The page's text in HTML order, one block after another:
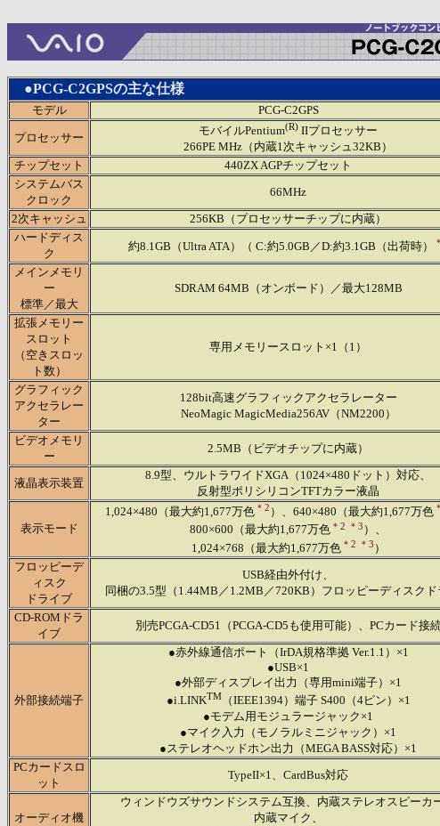
●PCG-C2GPSの主な仕様
モデル PCG-C2GPS
プロセッサー
モバイルPentium(R) IIプロセッサー
266PE MHz（内蔵1次キャッシュ32KB）
チップセット
440ZX AGPチップセット
システムバス
クロック
66MHz
2次キャッシュ
256KB（プロセッサーチップに内蔵）
ハードディス
ク
約8.1GB（Ultra ATA）（ C:約5.0GB／D:約3.1GB（出荷時）
メインメモリ
ー
標準／最大
SDRAM 64MB（オンボード）／最大128MB
拡張メモリー
スロット
（空きスロッ
ト数）
専用メモリースロット×1（1）
グラフィック
アクセラレー
ター
128bit高速グラフィックアクセラレーター
NeoMagic MagicMedia256AV（NM2200）
ビデオメモリ
ー
2.5MB（ビデオチップに内蔵）
液晶表示装置
8.9型、ウルトラワイドXGA（1024×480ドット）対応、
反射型ポリシリコンTFTカラー液晶
表示モード
1,024×480（最大約1,677万色 ＊2 ）、640×480（最大約1,677万色
800×600（最大約1,677万色 ＊2 ＊3 ）、
1,024×768（最大約1,677万色 ＊2 ＊3 ）
フロッピーデ
ィスク
ドライブ
USB経由外付け、
同梱の3.5型（1.44MB／1.2MB／720KB）フロッピーディスクド
CD-ROMドラ
イブ
別売PCGA-CD51（PCGA-CD5も使用可能）、PCカード接
外部接続端子
●赤外線通信ポート（IrDA規格準拠 Ver.1.1）×1
●USB×1
●外部ディスプレイ出力（専用mini端子）×1
●i.LINKTM（IEEE1394）端子 S400（4ピン）×1
●モデム用モジュラージャック×1
●マイク入力（モノラルミニジャック）×1
●ステレオヘッドホン出力（MEGA BASS対応）×1
PCカードスロ
ット
TypeII×1、CardBus対応
オーディオ機
ウィンドウズサウンドシステム互換、内蔵ステレオスピーカ
内蔵マイク、